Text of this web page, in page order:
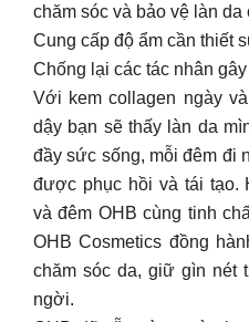
chăm sóc và bảo vệ làn da
Cung cấp độ ẩm cần thiết
Chống lại các tác nhân
Với kem collagen ngày
dậy bạn sẽ thấy làn da
đầy sức sống, mỗi đêm đi
được phục hồi và tái tạo.
và đêm OHB cùng tinh
OHB Cosmetics đồng
chăm sóc da, giữ gìn nét
ngời.